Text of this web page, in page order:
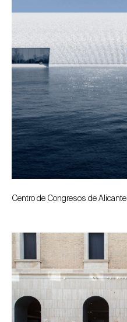
Centro de Congresos de Alicante